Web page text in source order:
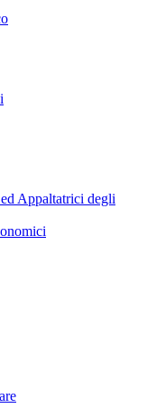
Appaltatrici degli